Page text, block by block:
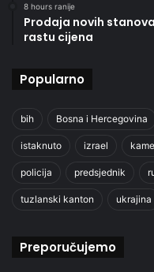
8 hours ranije
Prodaja novih
rastu cijena
Popularno
bih Bosna i Hercegovina
istaknuto izrael
policija predsjednik
tuzlanski kanton ukrajina
Preporučujemo